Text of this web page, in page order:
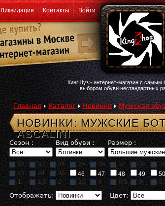
Ликвидация Контакты Войти
КингШуз - интернет-магазин с самым
выбором обуви нестандартных
Главная Каталог Новинки Мужская
НОВИНКИ: МУЖСКИЕ
ASCALINI
Сезон : Вид обуви : Размер :
32 33 34 35 36 37 38 39
43
44 45 46 47 48 49 50
1
1,5 2 2,5 8 8,5 9
Отображать: Цвет: